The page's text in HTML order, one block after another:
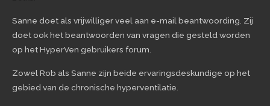
Sanne doet als vrijwilliger veel aan e-mail beantwoording. Zij
doet ook het beantwoorden van vragen die gesteld worden
op het HyperVen gebruikers forum.
Zowel Rob als Sanne zijn beide ervaringsdeskundige op het
gebied van de chronische hyperventilatie.